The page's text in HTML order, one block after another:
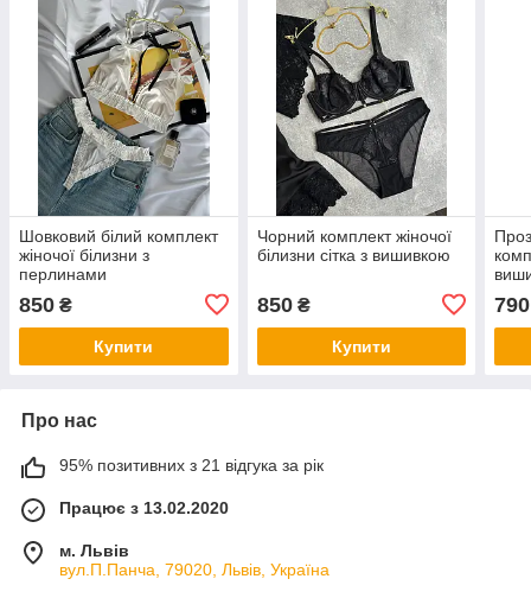
Шовковий білий комплект
жіночої білизни з
перлинами
850 ₴
Купити
Чорний комплект жіночої
білизни сітка з вишивкою
850₴
Купити
790
Про нас
95% позитивних з 21 відгука за рік
Працює з 13.02.2020
м. Львів
вул.П.Панча, 79020, Львів, Україна